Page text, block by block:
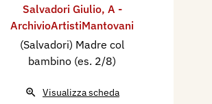
Salvadori Giulio, A -
ArchivioArtistiMantovani
(Salvadori) Madre col
bambino (es. 2/8)
Visualizza scheda